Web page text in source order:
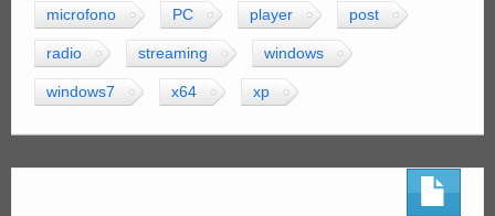
microfono PC player post
radio streaming windows
windows7 x64 xp